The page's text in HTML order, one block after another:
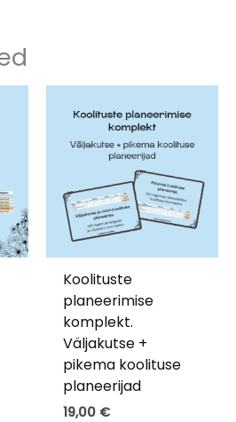
Koolituste
planeerimise
komplekt.
Väljakutse +
pikema koolituse
planeerijad
19,00 €